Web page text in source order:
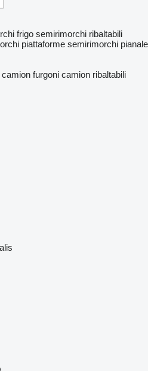
frigo semirimorchi ribaltabili
piattaforme semirimorchi pianale
camion furgoni camion ribaltabili